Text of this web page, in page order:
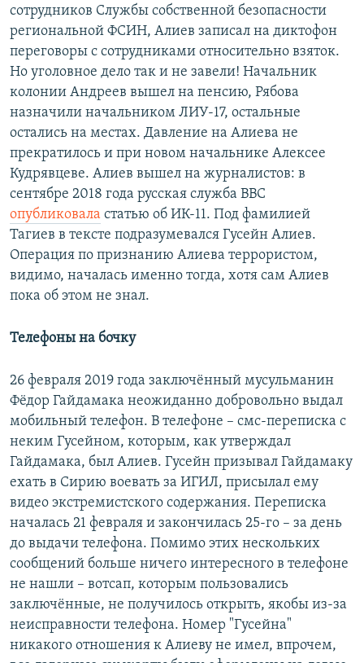
сотрудников Службы собственной безопасности
региональной ФСИН, Алиев записал на диктофон
переговоры с сотрудниками относительно взяток.
Но уголовное дело так и не завели! Начальник
колонии Андреев вышел на пенсию, Рябова
назначили начальником ЛИУ-17, остальные
остались на местах. Давление на Алиева не
прекратилось и при новом начальнике Алексее
Кудрявцеве. Алиев вышел на журналистов: в
сентябре 2018 года русская служба ВВС
опубликовала статью об ИК-11. Под фамилией
Тагиев в тексте подразумевался Гусейн Алиев.
Операция по признанию Алиева террористом,
видимо, началась именно тогда, хотя сам Алиев
пока об этом не знал.
Телефоны на бочку
26 февраля 2019 года заключённый мусульманин
Фёдор Гайдамака неожиданно добровольно выдал
мобильный телефон. В телефоне – смс-переписка с
неким Гусейном, которым, как утверждал
Гайдамака, был Алиев. Гусейн призывал Гайдамаку
ехать в Сирию воевать за ИГИЛ, присылал ему
видео экстремистского содержания. Переписка
началась 21 февраля и закончилась 25-го – за день
до выдачи телефона. Помимо этих нескольких
сообщений больше ничего интересного в телефоне
не нашли – вотсап, которым пользовались
заключённые, не получилось открыть, якобы из-за
неисправности телефона. Номер "Гусейна"
никакого отношения к Алиеву не имел, впрочем,